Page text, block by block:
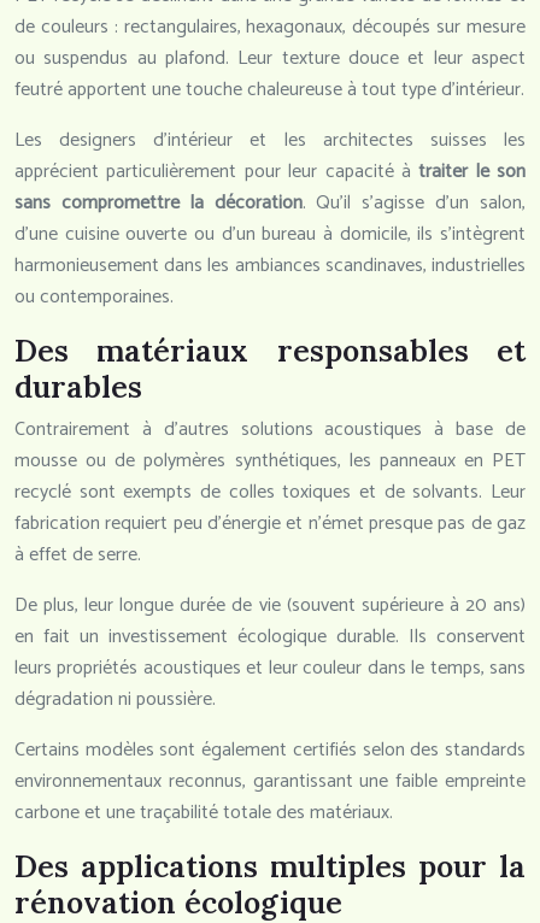
de couleurs : rectangulaires, hexagonaux, découpés sur mesure
ou suspendus au plafond. Leur texture douce et leur aspect
feutré apportent une touche chaleureuse à tout type d’intérieur.
Les designers d’intérieur et les architectes suisses les
apprécient particulièrement pour leur capacité àtraiter le son
sans compromettre la décoration. Qu’il s’agisse d’un salon,
d’une cuisine ouverte ou d’un bureau à domicile, ils s’intègrent
harmonieusement dans les ambiances scandinaves, industrielles
ou contemporaines.
Des matériaux responsables et
durables
Contrairement à d’autres solutions acoustiques à base de
mousse ou de polymères synthétiques, les panneaux en PET
recyclé sont exempts de colles toxiques et de solvants. Leur
fabrication requiert peu d’énergie et n’émet presque pas de gaz
à effet de serre.
De plus, leur longue durée de vie (souvent supérieure à 20 ans)
en fait un investissement écologique durable. Ils conservent
leurs propriétés acoustiques et leur couleur dans le temps, sans
dégradation ni poussière.
Certains modèles sont également certifiés selon des standards
environnementaux reconnus, garantissant une faible empreinte
carbone et une traçabilité totale des matériaux.
Des applications multiples pour la
rénovation écologique